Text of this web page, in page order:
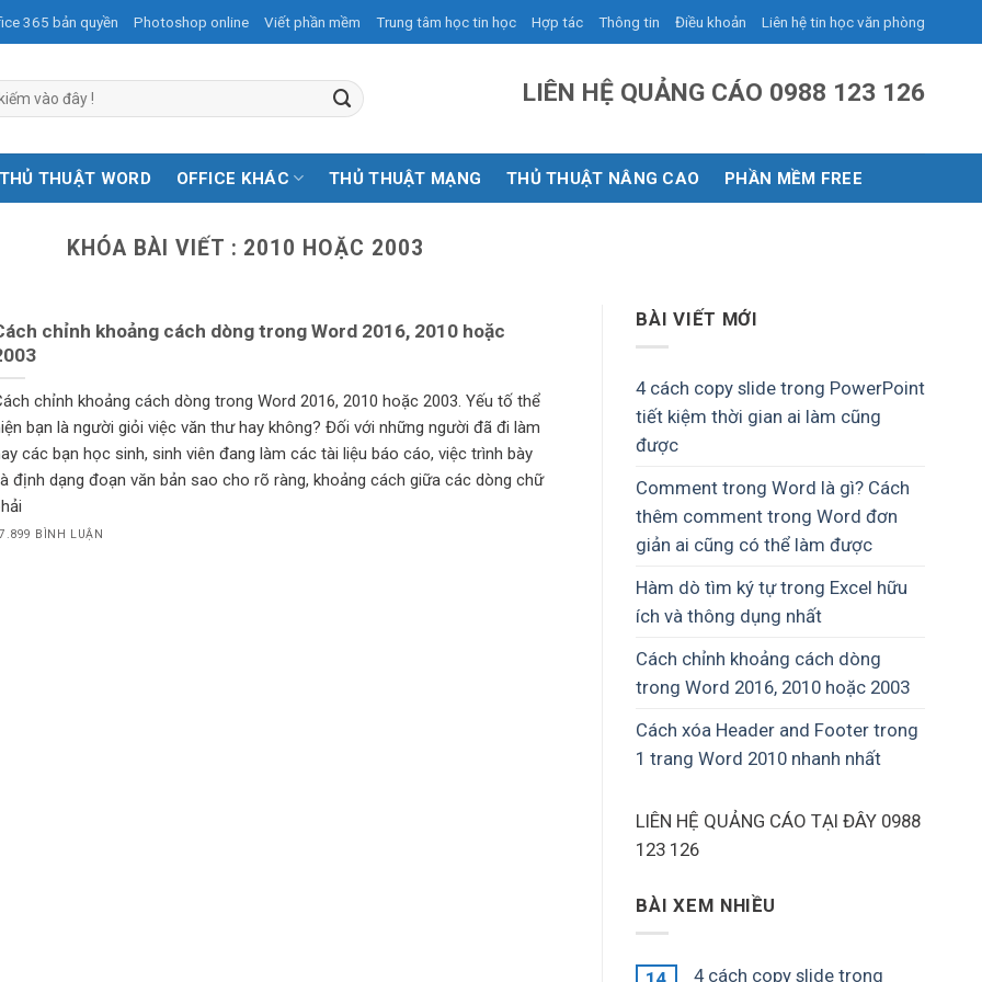
365 bản quyền Photoshop online Viết phần mềm Trung tâm học tin học Hợp tác Thông tin Điều khoản Liên hệ tin học văn phòng
LIÊN HỆ QUẢNG CÁO 0988 123 126
THUẬT WORD OFFICE KHÁC THỦ THUẬT MẠNG THỦ THUẬT NÂNG CAO PHẦN MỀM FREE
KHÓA BÀI VIẾT : 2010 HOẶC 2003
chỉnh khoảng cách dòng trong Word 2016, 2010 hoặc
chỉnh khoảng cách dòng trong Word 2016, 2010 hoặc 2003. Yếu tố thể
bạn là người giỏi việc văn thư hay không? Đối với những người đã đi làm
các bạn học sinh, sinh viên đang làm các tài liệu báo cáo, việc trình bày
định dạng đoạn văn bản sao cho rõ ràng, khoảng cách giữa các dòng chữ
BÌNH LUẬN
BÀI VIẾT MỚI
4 cách copy slide trong PowerPoint
tiết kiệm thời gian ai làm cũng
được
Comment trong Word là gì? Cách
thêm comment trong Word đơn
giản ai cũng có thể làm được
Hàm dò tìm ký tự trong Excel hữu
ích và thông dụng nhất
Cách chỉnh khoảng cách dòng
trong Word 2016, 2010 hoặc 2003
Cách xóa Header and Footer trong
1 trang Word 2010 nhanh nhất
LIÊN HỆ QUẢNG CÁO TẠI ĐÂY 0988
123 126
BÀI XEM NHIỀU
4 cách copy slide trong